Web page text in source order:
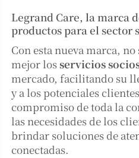
Legrand Care, la marca
productos para el sector
Con esta nueva marca,
mejor losservicios
mercado, facilitando su
y a los potenciales
compromiso de toda la
las necesidades de los
brindar soluciones de
conectadas.